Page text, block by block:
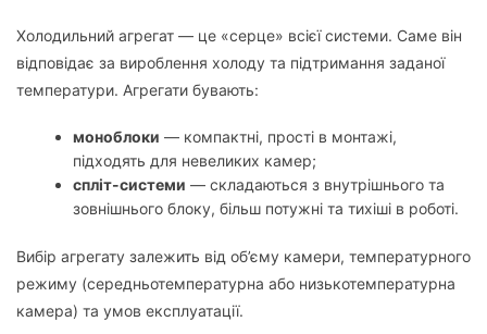
Холодильний агрегат — це «серце» всієї системи. Саме він
відповідає за вироблення холоду та підтримання заданої
температури. Агрегати бувають:
моноблоки — компактні, прості в монтажі,
підходять для невеликих камер;
спліт-системи — складаються з внутрішнього та
зовнішнього блоку, більш потужні та тихіші в роботі.
Вибір агрегату залежить від об’єму камери, температурного
режиму (середньотемпературна або низькотемпературна
камера) та умов експлуатації.